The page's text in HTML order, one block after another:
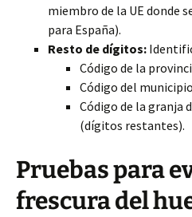
miembro de la UE donde
para España).
Resto de dígitos:
Código de la
Código del
Código de la granja
(dígitos restantes).
Pruebas para
frescura del